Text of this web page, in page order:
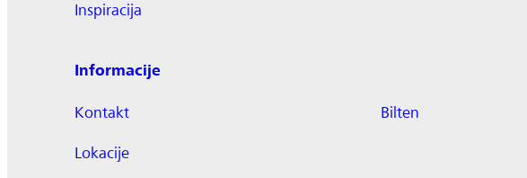
Inspiracija
Informacije
Kontakt
Lokacije
Bilten